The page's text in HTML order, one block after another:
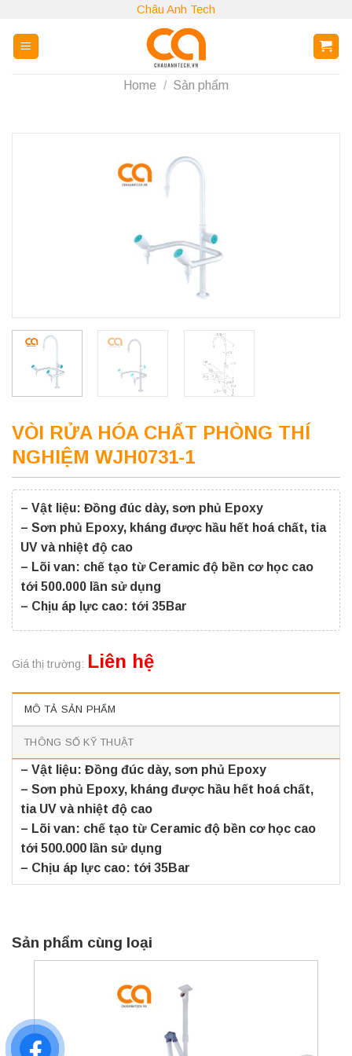
content
Châu Anh Tech
Home / Sản phẩm
VÒI RỬA HÓA CHẤT PHÒNG THÍ
NGHIỆM WJH0731-1
– Vật liệu: Đồng đúc dày, sơn phủ Epoxy
– Sơn phủ Epoxy, kháng được hầu hết hoá chất, tia
UV và nhiệt độ cao
– Lõi van: chế tạo từ Ceramic độ bền cơ học cao
tới 500.000 lần sử dụng
– Chịu áp lực cao: tới 35Bar
Giá thị trường: Liên hệ
MÔ TẢ SẢN PHẨM
THÔNG SỐ KỸ THUẬT
– Vật liệu: Đồng đúc dày, sơn phủ Epoxy
– Sơn phủ Epoxy, kháng được hầu hết hoá chất,
tia UV và nhiệt độ cao
– Lõi van: chế tạo từ Ceramic độ bền cơ học cao
tới 500.000 lần sử dụng
– Chịu áp lực cao: tới 35Bar
Sản phẩm cùng loại